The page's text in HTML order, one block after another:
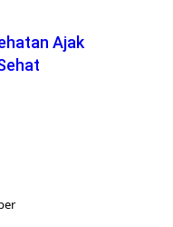
Ajak